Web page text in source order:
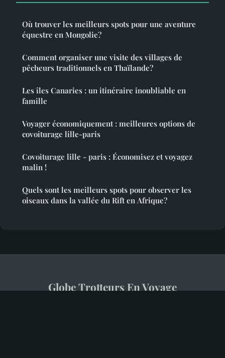
Où trouver les meilleurs spots pour une aventure
équestre en Mongolie?
Comment organiser une visite des villages de
pêcheurs traditionnels en Thaïlande?
Les îles Canaries : un itinéraire inoubliable en
famille
Voyager économiquement : meilleures options de
covoiturage lille-paris
Covoiturage lille - paris : Économisez et voyagez
malin !
Quels sont les meilleurs spots pour observer les
oiseaux dans la vallée du Rift en Afrique?
Globe Trotteurs En Voyage